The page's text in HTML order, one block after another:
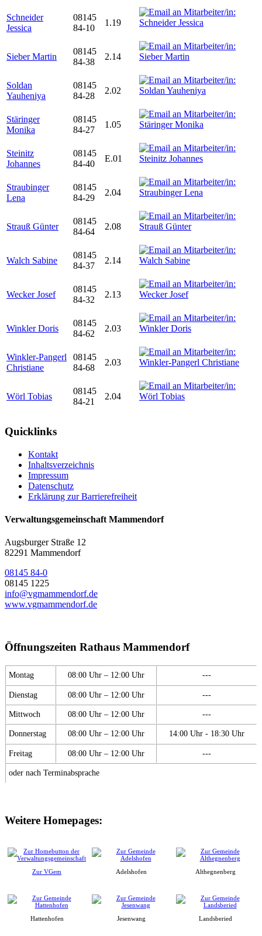
Schneider
Jessica
08145
84-10
1.19
Sieber Martin
08145
84-38
2.14
Soldan
Yauheniya
08145
84-28
2.02
Stäringer
Monika
08145
84-27
1.05
Steinitz
Johannes
08145
84-40
E.01
Straubinger
Lena
08145
84-29
2.04
Strauß Günter
08145
84-64
2.08
Walch Sabine
08145
84-37
2.14
Wecker Josef
08145
84-32
2.13
Winkler Doris
08145
84-62
2.03
Winkler-Pangerl
Christiane
08145
84-68
2.03
Wörl Tobias
08145
84-21
2.04
Quicklinks
Kontakt
Inhaltsverzeichnis
Impressum
Datenschutz
Erklärung zur Barrierefreiheit
Verwaltungsgemeinschaft Mammendorf
Augsburger Straße 12
82291 Mammendorf
08145 84-0
08145 1225
info@vgmammendorf.de
www.vgmammendorf.de
Öffnungszeiten Rathaus Mammendorf
Montag 08:00 Uhr – 12:00 Uhr ---
Dienstag 08:00 Uhr – 12:00 Uhr ---
Mittwoch 08:00 Uhr – 12:00 Uhr ---
Donnerstag 08:00 Uhr – 12:00 Uhr 14:00 Uhr - 18:30 Uhr
Freitag 08:00 Uhr – 12:00 Uhr ---
oder nach Terminabsprache
Weitere Homepages:
Zur VGem Adelshofen Althegnenberg
Hattenhofen Jesenwang Landsberied